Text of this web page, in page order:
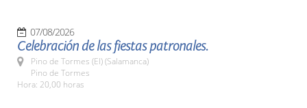
07/08/2026
Celebración de las fiestas patronales.
Pino de Tormes (El) (Salamanca)
Pino de Tormes
Hora: 20,00 horas